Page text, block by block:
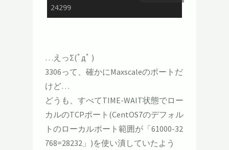
24299
…えっΣ(ﾟдﾟ )
3306って、確かにMaxscaleのポートだ
けど…
どうも、すべてTIME-WAIT状態でロー
カルのTCPポート(CentOS7のデフォル
トのローカルポート範囲が「61000-32
768=28232」)を使い潰していたよう